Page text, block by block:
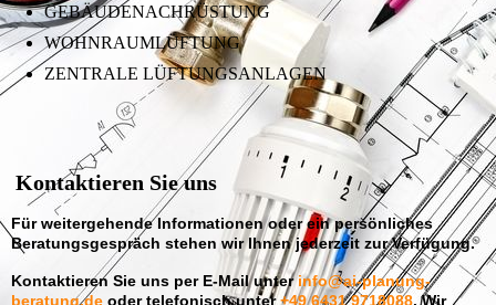
GEBÄUDENACHRÜSTUNG
WOHNRAUMLÜFTUNG
ZENTRALE LÜFTUNGSANLAGEN
Kontaktieren Sie uns
Für weitergehende Informationen oder ein persönliches
Beratungsgespräch stehen wir Ihnen jederzeit zur Verfügung.
Kontaktieren Sie uns per E-Mail unterinfo@ai-planung-
beratung.de oder telefonisch unter+49 6431 9718088. Wir